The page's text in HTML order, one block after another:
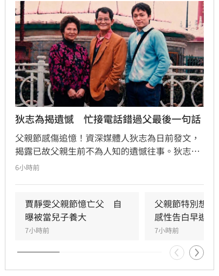
狄志為揭遺憾　忙接電話錯過父最後一句話
父親節感傷追憶！資深媒體人狄志為日前發文，
揭露已故父親生前不為人知的遺憾往事。狄志為
透露，父親一生以海為家，兩人相處時間極少，
在門外落淚。最讓狄志為心碎的是，當年陪病重
父親曬太陽時，自己因忙於接工作電話而忽視了
父親，沒想到那竟是父子最後的相處，父親回房
後便陷入永眠。這段錯過的對話成為他20年來心
中最深的遺憾，他以此感嘆，有些電話晚點接沒
關係，但錯過的親情與話語，可能再也無法挽
6小時前
賈靜雯父親節憶亡父　自
曝被當兒子養大
7小時前
父親節特別想
感性告白早逝父
7小時前